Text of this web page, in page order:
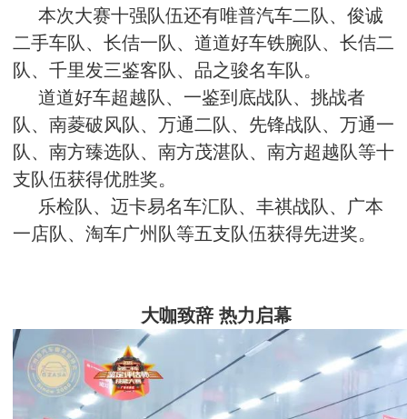
本次大赛十强队伍还有唯普汽车二队、俊诚
二手车队、长佶一队、道道好车铁腕队、长佶二
队、千里发三鉴客队、品之骏名车队。
道道好车超越队、一鉴到底战队、挑战者
队、南菱破风队、万通二队、先锋战队、万通一
队、南方臻选队、南方茂湛队、南方超越队等十
支队伍获得优胜奖。
乐检队、迈卡易名车汇队、丰祺战队、广本
一店队、淘车广州队等五支队伍获得先进奖。
大咖致辞 热力启幕